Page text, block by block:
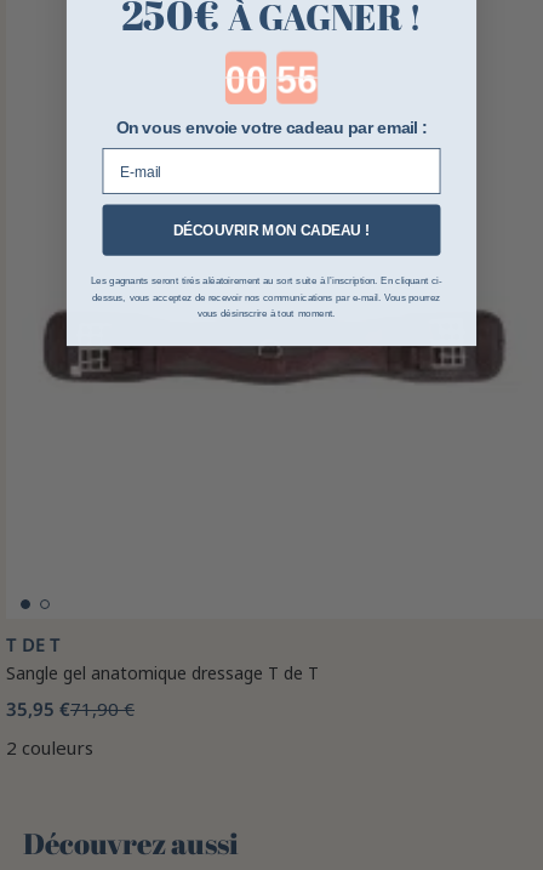
T DE T
Sangle gel anatomique dressage T de T
35,95 €71,90 €
2 couleurs
Découvrez aussi 🌻
250€ À GAGNER !
Countdown ends in:
On vous envoie votre cadeau par email :
DÉCOUVRIR MON CADEAU !
Les gagnants seront tirés aléatoirement au sort suite à l’inscription. En cliquant ci-
dessus, vous acceptez de recevoir nos communications par e-mail. Vous pourrez
vous désinscrire à tout moment.